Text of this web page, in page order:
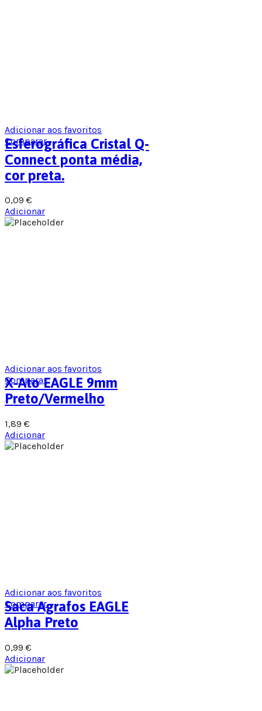
Adicionar aos favoritos
Comparar
Esferográfica Cristal Q-
Connect ponta média,
cor preta.
0,09 €
Adicionar
Adicionar aos favoritos
Comparar
X-Ato EAGLE 9mm
Preto/Vermelho
1,89 €
Adicionar
Adicionar aos favoritos
Comparar
Saca Agrafos EAGLE
Alpha Preto
0,99 €
Adicionar